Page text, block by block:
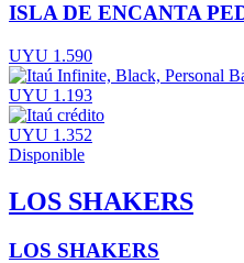
ISLA DE ENCANTA
UYU 1.590
UYU 1.193
UYU 1.352
Disponible
LOS SHAKERS
LOS SHAKERS